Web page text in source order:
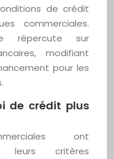
de crédit
commerciales.
répercute sur
modifiant
pour les
de crédit plus
ont
leurs critères